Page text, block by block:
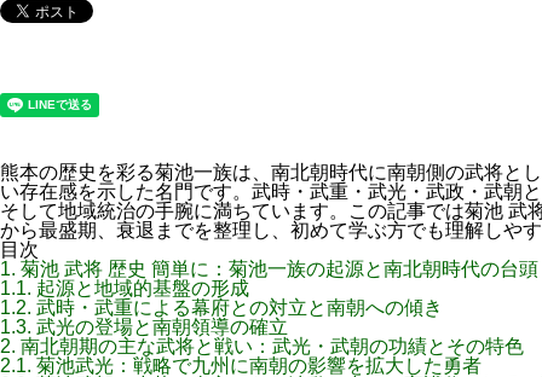
熊本の歴史を彩る菊池一族は、南北朝時代に南朝側の武将と
い存在感を示した名門です。武時・武重・武光・武政・武朝
そして地域統治の手腕に満ちています。この記事では菊池 武
から最盛期、衰退までを整理し、初めて学ぶ方でも理解しや
目次
1. 菊池 武将 歴史 簡単に：菊池一族の起源と南北朝時代の台頭
1.1. 起源と地域的基盤の形成
1.2. 武時・武重による幕府との対立と南朝への傾き
1.3. 武光の登場と南朝領導の確立
2. 南北朝期の主な武将と戦い：武光・武朝の功績とその特色
2.1. 菊池武光：戦略で九州に南朝の影響を拡大した勇者